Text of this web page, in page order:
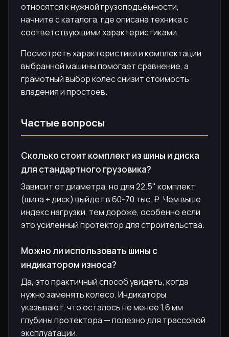
относятся к нужной грузоподъёмности,
начните с каталога, где описана техника с
соответствующими характеристиками.
Посмотреть характеристики и комплектации
выбранной машины помогает сравнение, а
грамотный выбор колес снизит стоимость
владения и простоев.
Частые вопросы
Сколько стоит комплект из шины и диска
для стандартного грузовика?
Зависит от диаметра, но для 22.5" комплект
(шина + диск) выйдет в 60-70 тыс. ₽. Чем выше
индекс нагрузки, тем дороже, особенно если
это усиленный протектор для строительства.
Можно ли использовать шины с
индикатором износа?
Да, это практичный способ увидеть, когда
нужно заменять колесо. Индикаторы
указывают, что осталось не менее 1,6 мм
глубины протектора — полезно для трассовой
эксплуатации.